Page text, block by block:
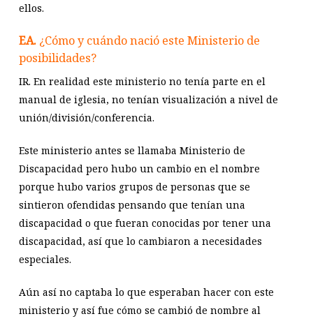
ellos.
EA.¿Cómo y cuándo nació este Ministerio de
posibilidades?
IR. En realidad este ministerio no tenía parte en el
manual de iglesia, no tenían visualización a nivel de
unión/división/conferencia.
Este ministerio antes se llamaba Ministerio de
Discapacidad pero hubo un cambio en el nombre
porque hubo varios grupos de personas que se
sintieron ofendidas pensando que tenían una
discapacidad o que fueran conocidas por tener una
discapacidad, así que lo cambiaron a necesidades
especiales.
Aún así no captaba lo que esperaban hacer con este
ministerio y así fue cómo se cambió de nombre al